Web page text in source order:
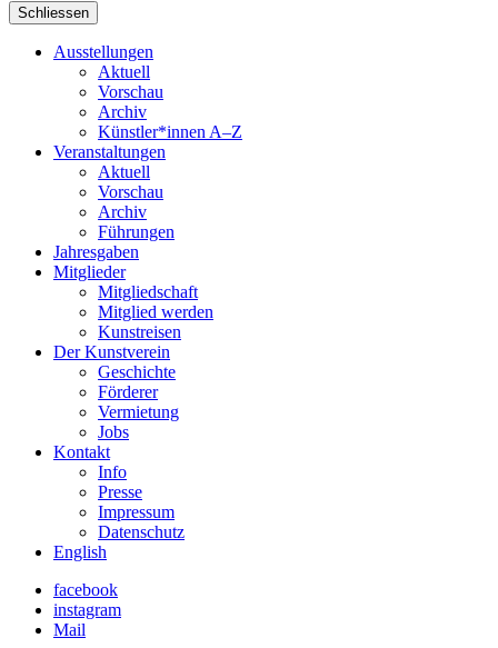
Schliessen
Ausstellungen
Aktuell
Vorschau
Archiv
Künstler*innen A–Z
Veranstaltungen
Aktuell
Vorschau
Archiv
Führungen
Jahresgaben
Mitglieder
Mitgliedschaft
Mitglied werden
Kunstreisen
Der Kunstverein
Geschichte
Förderer
Vermietung
Jobs
Kontakt
Info
Presse
Impressum
Datenschutz
English
facebook
instagram
Mail